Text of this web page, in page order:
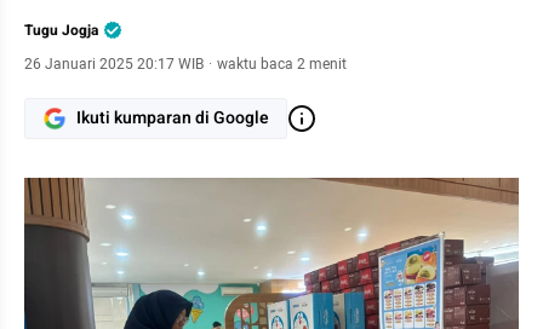
Tugu Jogja
26 Januari 2025 20:17 WIB · waktu baca 2 menit
Ikuti kumparan di Google